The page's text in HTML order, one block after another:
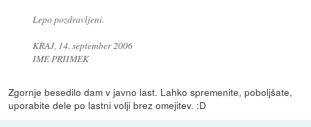
Lepo pozdravljeni.
KRAJ, 14. september 2006
IME PRIIMEK
Zgornje besedilo dam v javno last. Lahko spremenite, poboljšate,
uporabite dele po lastni volji brez omejitev. :D